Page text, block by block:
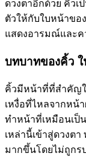
ดวงตาอีกด้วย คิ้วเ
ตัวให้กับใบหน้าขอ
แสดงอารมณ์และ
บทบาทของคิ้ว
คิ้วมีหน้าที่ที่สำคัญใ
เหงื่อที่ไหลจากหน้
ทำหน้าที่เหมือนเป็
เหล่านี้เข้าสู่ดวงตา
มากขึ้นโดยไม่ถูกร